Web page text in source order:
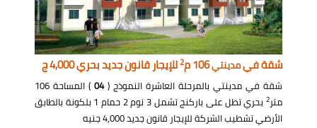
شقة فيمدينتي106 م 2للإيجار قانون جديد بحري 4,000 ج
شقة في مدينتي بالمرحلة العاشرة النموذج (04
) المساحة 106
متر2
بحري تطل على باركنج تشمل 3 نوم 2 حمام 1 بلكونة بالطابق
الأرضي تشطيب الشركة للإيجار قانون جديد 4,000 جنيه